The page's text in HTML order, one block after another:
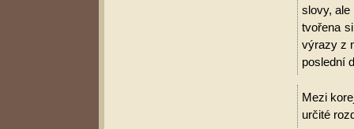
slovy, ale
tvořena
výrazy z
poslední
Mezi
určité